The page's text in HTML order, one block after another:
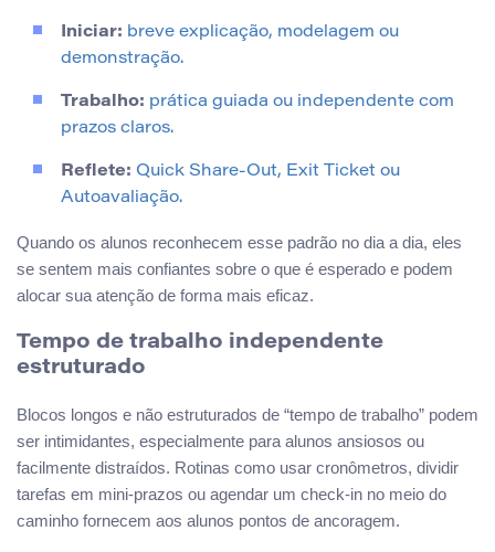
Iniciar: breve explicação, modelagem ou
demonstração.
Trabalho: prática guiada ou independente com
prazos claros.
Reflete: Quick Share-Out, Exit Ticket ou
Autoavaliação.
Quando os alunos reconhecem esse padrão no dia a dia, eles
se sentem mais confiantes sobre o que é esperado e podem
alocar sua atenção de forma mais eficaz.
Tempo de trabalho independente
estruturado
Blocos longos e não estruturados de “tempo de trabalho” podem
ser intimidantes, especialmente para alunos ansiosos ou
facilmente distraídos. Rotinas como usar cronômetros, dividir
tarefas em mini-prazos ou agendar um check-in no meio do
caminho fornecem aos alunos pontos de ancoragem.